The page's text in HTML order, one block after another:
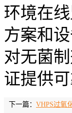
环境在
方案和
对无菌
证提供可
下一篇： VHPS过氧